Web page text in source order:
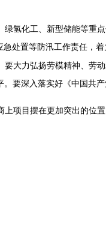
氢化工、新型储能等重
处置等防汛工作责任，
大力弘扬劳模精神、劳
要深入落实好《中国共
项目摆在更加突出的位